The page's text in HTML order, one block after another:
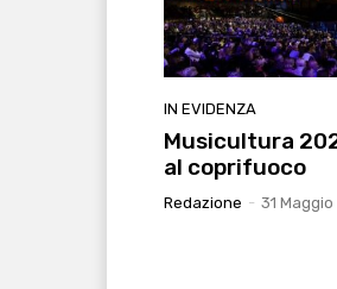
IN EVIDENZA
Musicultura
al coprifuoco
Redazione - 31 Maggio